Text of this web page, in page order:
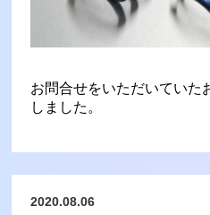
お問合せをいただいていた
しました。
2020.08.06